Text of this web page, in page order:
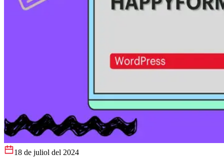
18 de juliol del 2024